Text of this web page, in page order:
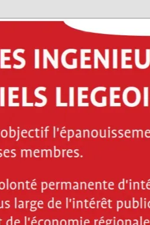
de l'ingénieur industriel diplômés